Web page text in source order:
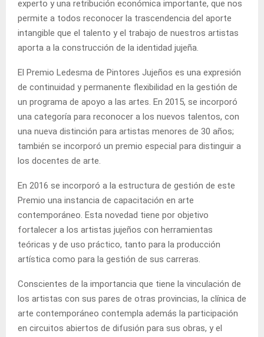
experto y una retribución económica importante, que nos
permite a todos reconocer la trascendencia del aporte
intangible que el talento y el trabajo de nuestros artistas
aporta a la construcción de la identidad jujeña.
El Premio Ledesma de Pintores Jujeños es una expresión
de continuidad y permanente flexibilidad en la gestión de
un programa de apoyo a las artes. En 2015, se incorporó
una categoría para reconocer a los nuevos talentos, con
una nueva distinción para artistas menores de 30 años;
también se incorporó un premio especial para distinguir a
los docentes de arte.
En 2016 se incorporó a la estructura de gestión de este
Premio una instancia de capacitación en arte
contemporáneo. Esta novedad tiene por objetivo
fortalecer a los artistas jujeños con herramientas
teóricas y de uso práctico, tanto para la producción
artística como para la gestión de sus carreras.
Conscientes de la importancia que tiene la vinculación de
los artistas con sus pares de otras provincias, la clínica de
arte contemporáneo contempla además la participación
en circuitos abiertos de difusión para sus obras, y el